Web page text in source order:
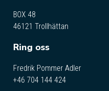
BOX 48
46121 Trollhättan
Ring oss
Fredrik Pommer Adler
+46 704 144 424